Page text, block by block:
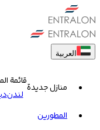
العربية
منازل جديدة
قائمة
لندن
المطورين